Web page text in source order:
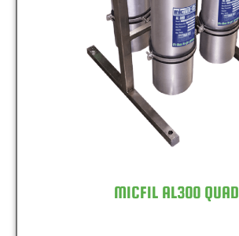
MICFIL AL300 QUAD
MICFIL AL300 QUAD